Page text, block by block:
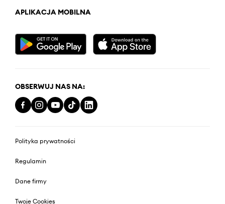
APLIKACJA MOBILNA
OBSERWUJ NAS NA:
Polityka prywatności
Regulamin
Dane firmy
Twoje Cookies